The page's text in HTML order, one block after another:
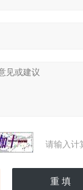
请输入计